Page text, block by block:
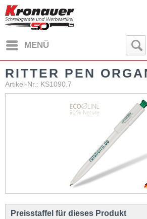
MENÜ
RITTER PEN
Artikel-Nr.: KS1090.7
Preisstaffel für dieses Produkt